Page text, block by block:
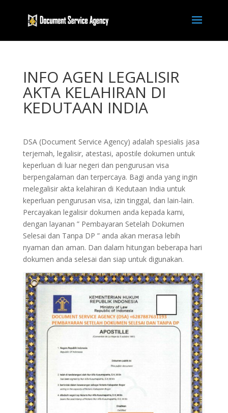
INFO AGEN LEGALISIR
AKTA KELAHIRAN DI
KEDUTAAN INDIA
DSA (Document Service Agency) adalah spesialis jasa
terjemah, legalisir, atestasi, apostile dokumen untuk
keperluan di luar negeri dan pengurusan visa
berpengalaman dan terpercaya. Bagi anda yang ingin
melegalisir akta kelahiran di Kedutaan India untuk
keperluan pengurusan visa, izin tinggal, dan lain-lain.
Percayakan legalisir dokumen anda kepada kami,
dengan layanan ” Pembayaran Setelah Dokumen
Selesai dan Tanpa DP ” anda akan merasa lebih
nyaman dan aman. Dan dalam hitungan beberapa hari
dokumen anda selesai dan siap untuk digunakan.